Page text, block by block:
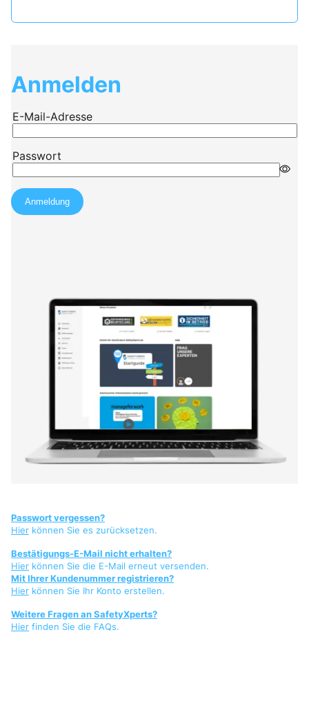
Anmelden
Passwort vergessen?
Hier können Sie es zurücksetzen.
Bestätigungs-E-Mail nicht erhalten?
Hier können Sie die E-Mail erneut versenden.
Mit Ihrer Kundenummer registrieren?
Hier können Sie Ihr Konto erstellen.
Weitere Fragen an SafetyXperts?
Hier finden Sie die FAQs.